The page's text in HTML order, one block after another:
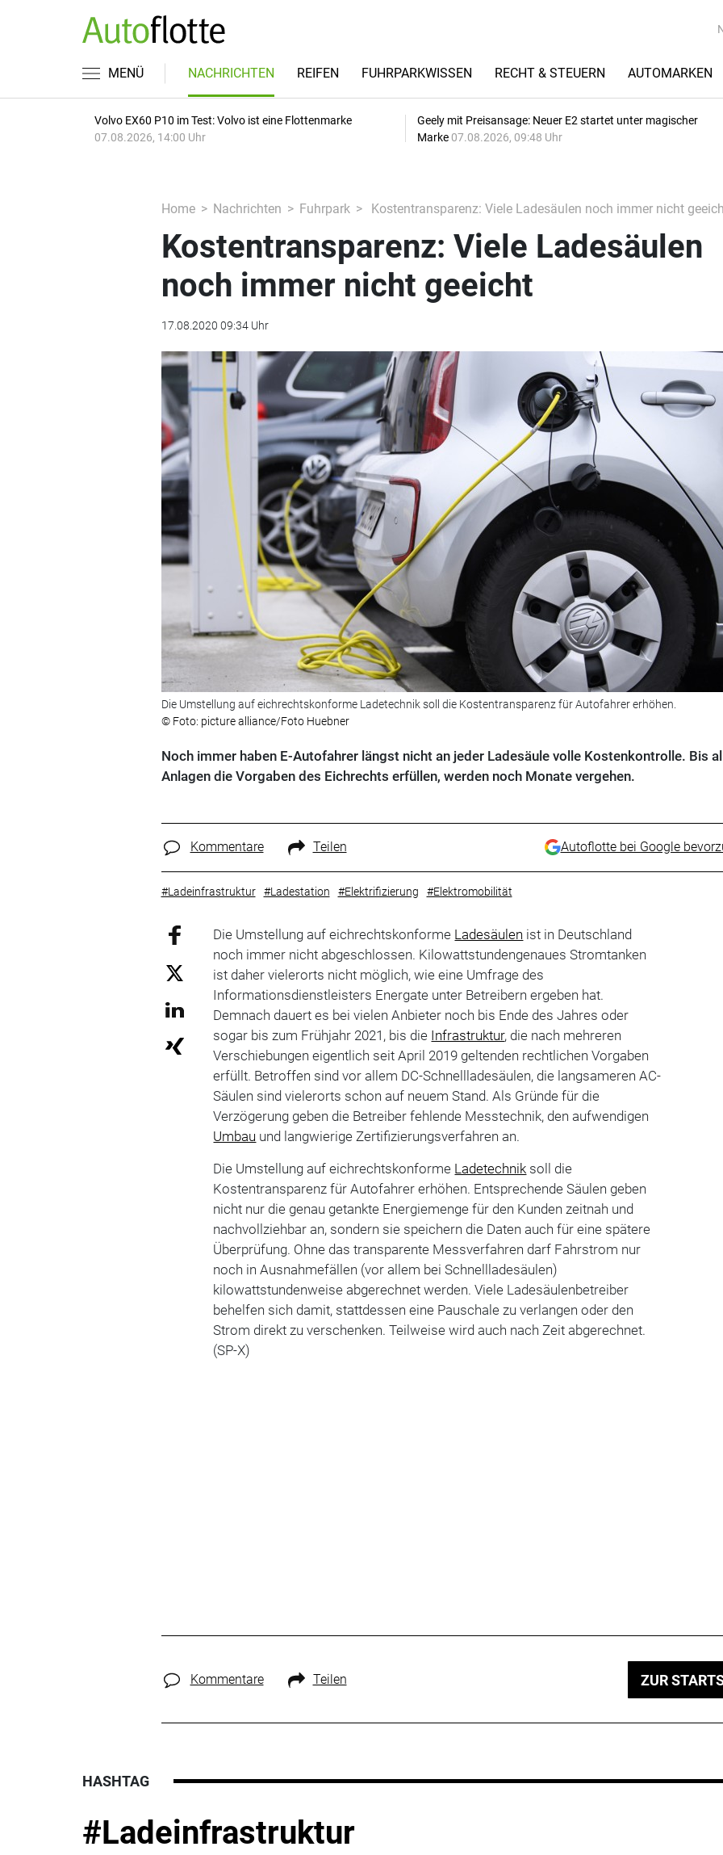
MENÜ NACHRICHTEN REIFEN FUHRPARKWISSEN RECHT & STEUERN AUTOMARKEN
Volvo EX60 P10 im Test: Volvo ist eine Flottenmarke
07.08.2026, 14:00 Uhr
Geely mit Preisansage: Neuer E2 startet unter magischer
Marke 07.08.2026, 09:48 Uhr
Home Nachrichten Fuhrpark Kostentransparenz: Viele Ladesäulen noch immer nicht
Kostentransparenz: Viele Ladesäulen
noch immer nicht geeicht
17.08.2020 09:34 Uhr
Die Umstellung auf eichrechtskonforme Ladetechnik soll die Kostentransparenz für Autofahrer erhöhen.
© Foto: picture alliance/Foto Huebner
Noch immer haben E-Autofahrer längst nicht an jeder Ladesäule volle Kostenkontrolle. Bis
Anlagen die Vorgaben des Eichrechts erfüllen, werden noch Monate vergehen.
Kommentare Teilen Autoflotte bei Google
#Ladeinfrastruktur #Ladestation #Elektrifizierung #Elektromobilität
Die Umstellung auf eichrechtskonforme Ladesäulen ist in Deutschland
noch immer nicht abgeschlossen. Kilowattstundengenaues Stromtanken
ist daher vielerorts nicht möglich, wie eine Umfrage des
Informationsdienstleisters Energate unter Betreibern ergeben hat.
Demnach dauert es bei vielen Anbieter noch bis Ende des Jahres oder
sogar bis zum Frühjahr 2021, bis die Infrastruktur, die nach mehreren
Verschiebungen eigentlich seit April 2019 geltenden rechtlichen Vorgaben
erfüllt. Betroffen sind vor allem DC-Schnellladesäulen, die langsameren AC-
Säulen sind vielerorts schon auf neuem Stand. Als Gründe für die
Verzögerung geben die Betreiber fehlende Messtechnik, den aufwendigen
Umbau und langwierige Zertifizierungsverfahren an.
Die Umstellung auf eichrechtskonforme Ladetechnik soll die
Kostentransparenz für Autofahrer erhöhen. Entsprechende Säulen geben
nicht nur die genau getankte Energiemenge für den Kunden zeitnah und
nachvollziehbar an, sondern sie speichern die Daten auch für eine spätere
Überprüfung. Ohne das transparente Messverfahren darf Fahrstrom nur
noch in Ausnahmefällen (vor allem bei Schnellladesäulen)
kilowattstundenweise abgerechnet werden. Viele Ladesäulenbetreiber
behelfen sich damit, stattdessen eine Pauschale zu verlangen oder den
Strom direkt zu verschenken. Teilweise wird auch nach Zeit abgerechnet.
(SP-X)
Kommentare Teilen ZUR
HASHTAG
#Ladeinfrastruktur